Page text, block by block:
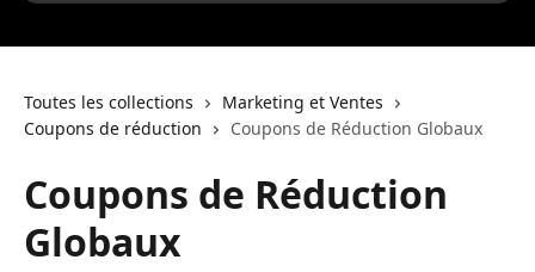
Toutes les collections
Marketing et Ventes
Coupons de réduction
Coupons de Réduction Globaux
Coupons de Réduction
Globaux